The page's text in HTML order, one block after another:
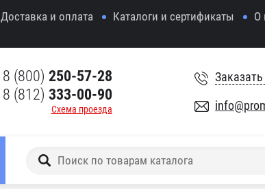
Доставка и оплата Каталоги и сертификаты О
8 (800) 250-57-28
8 (812) 333-00-90
Схема проезда